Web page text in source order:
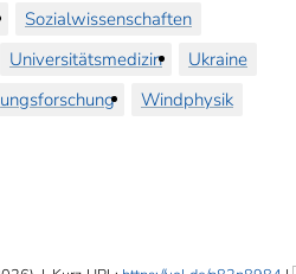
Sozialwissenschaften
Universitätsmedizin
Ukraine
Windphysik